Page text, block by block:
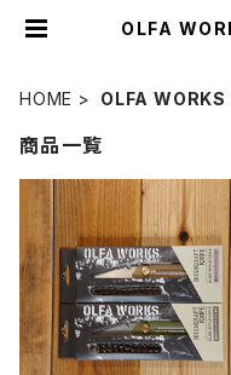
OLFA
HOME OLFA WORKS
商品一覧